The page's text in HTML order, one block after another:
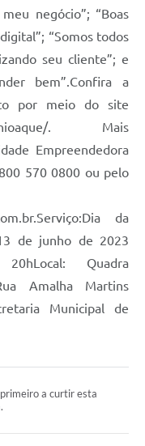
negócio”; “Boas
“Somos todos
seu cliente”; e
bem”.Confira a
por meio do site
nioaque/. Mais
Empreendedora
570 0800 ou pelo
da
de junho de 2023
Quadra
Amalha Martins
Municipal de
a curtir esta